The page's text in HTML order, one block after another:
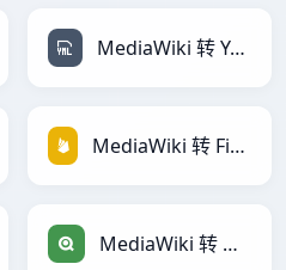
MediaWiki 转 YAML
MediaWiki 转 Firebase
MediaWiki 转 Qlik